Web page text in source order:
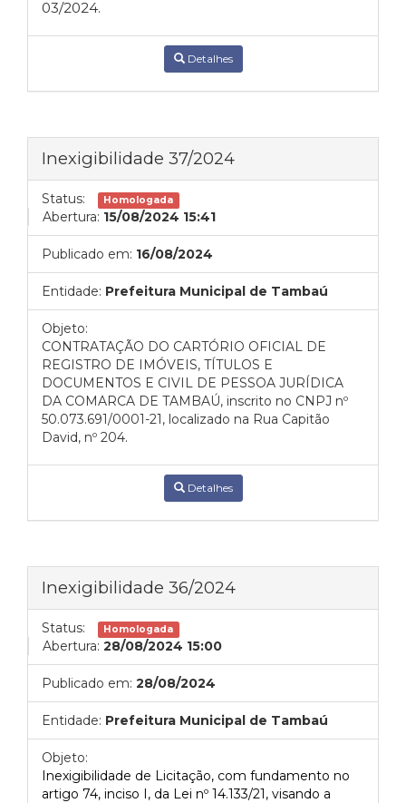
03/2024.
Detalhes
Inexigibilidade 37/2024
Status: Homologada
Abertura: 15/08/2024 15:41
Publicado em: 16/08/2024
Entidade: Prefeitura Municipal de Tambaú
Objeto:
CONTRATAÇÃO DO CARTÓRIO OFICIAL DE
REGISTRO DE IMÓVEIS, TÍTULOS E
DOCUMENTOS E CIVIL DE PESSOA JURÍDICA
DA COMARCA DE TAMBAÚ, inscrito no CNPJ nº
50.073.691/0001-21, localizado na Rua Capitão
David, nº 204.
Detalhes
Inexigibilidade 36/2024
Status: Homologada
Abertura: 28/08/2024 15:00
Publicado em: 28/08/2024
Entidade: Prefeitura Municipal de Tambaú
Objeto:
Inexigibilidade de Licitação, com fundamento no
artigo 74, inciso I, da Lei nº 14.133/21, visando a